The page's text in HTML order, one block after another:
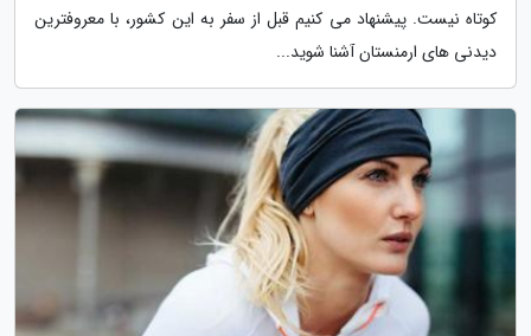
کوتاه نیست. پیشنهاد می کنیم قبل از سفر به این کشور، با معروفترین
دیدنی های ارمنستان آشنا شوید...